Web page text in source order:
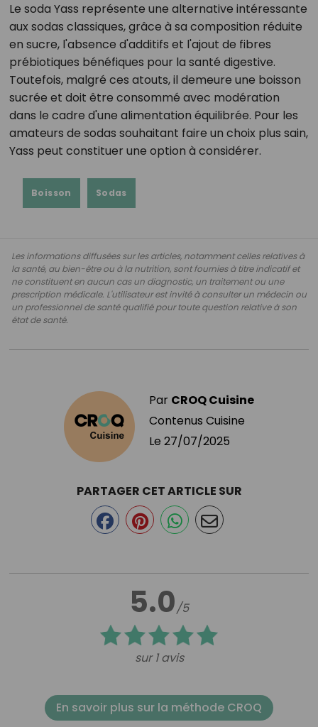
Le soda Yass représente une alternative intéressante
aux sodas classiques, grâce à sa composition réduite
en sucre, l'absence d'additifs et l'ajout de fibres
prébiotiques bénéfiques pour la santé digestive.
Toutefois, malgré ces atouts, il demeure une boisson
sucrée et doit être consommé avec modération
dans le cadre d'une alimentation équilibrée. Pour les
amateurs de sodas souhaitant faire un choix plus sain,
Yass peut constituer une option à considérer.
Boisson Sodas
Les informations diffusées sur les articles, notamment celles relatives à
la santé, au bien-être ou à la nutrition, sont fournies à titre indicatif et
ne constituent en aucun cas un diagnostic, un traitement ou une
prescription médicale. L'utilisateur est invité à consulter un médecin ou
un professionnel de santé qualifié pour toute question relative à son
état de santé.
Par CROQ Cuisine
Contenus Cuisine
Le 27/07/2025
5.0/5
sur 1 avis
PARTAGER CET ARTICLE SUR
En savoir plus sur la méthode CROQ